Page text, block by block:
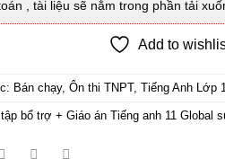
, tài liệu sẽ nằm trong phần tải
Add to
Bán chạy,Ôn thi TNPT,Tiếng Anh Lớp
bổ trợ + Giáo án Tiếng anh 11 Global